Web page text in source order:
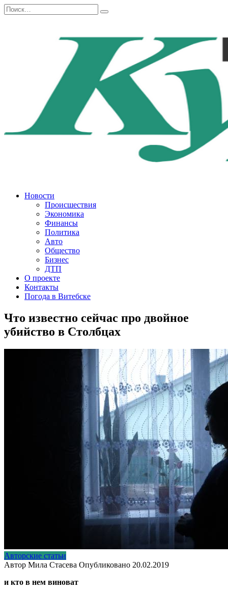
Перейти
к
Search
for:
Новости
Происшествия
Экономика
Финансы
Политика
Авто
Общество
Бизнес
ДТП
О проекте
Контакты
Погода в Витебске
Что известно сейчас про двойное
убийство в Столбцах
Авторские статьи
Автор Мила Стасева Опубликовано 20.02.2019
и кто в нем виноват